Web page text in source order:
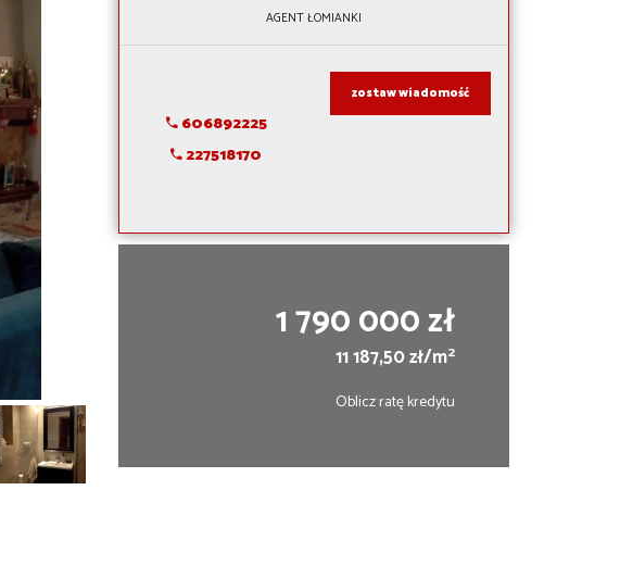
AGENT ŁOMIANKI
606892225
227518170
zostaw wiadomość
1 790 000 zł
11 187,50 zł/m2
Oblicz ratę kredytu